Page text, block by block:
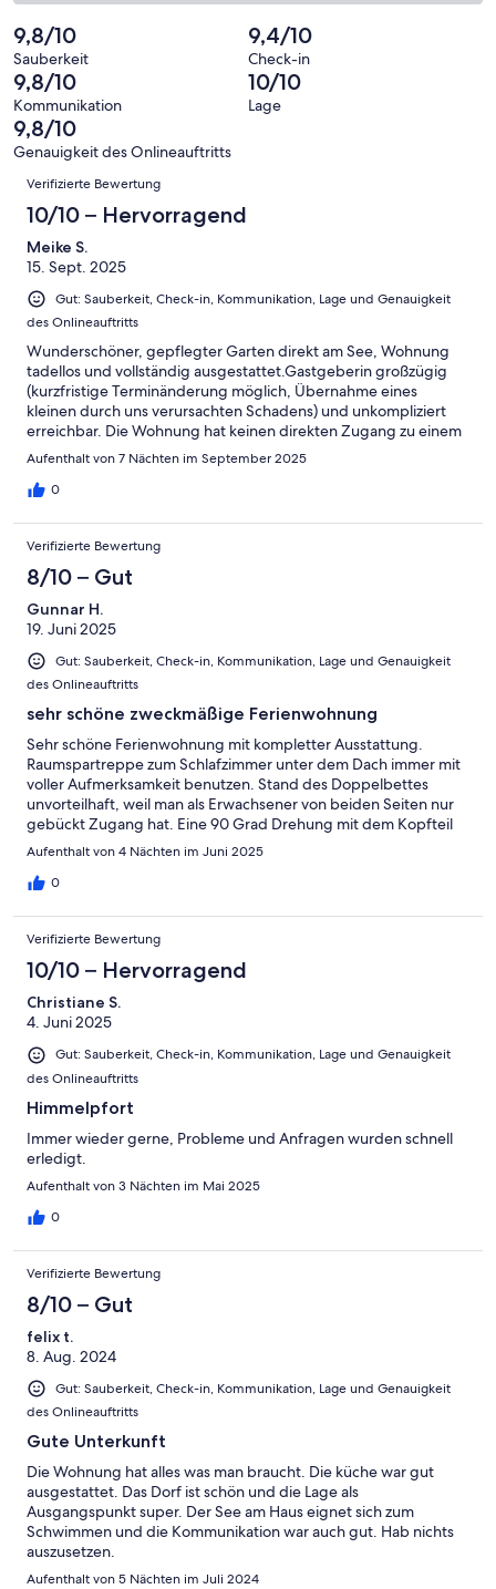
von
10
-
Hervorragend
Bewertung
von
8
-
Gut
haben
eine
Bewertung
von
6
-
Okay
Gästebewertungen
haben
eine
Bewertung
von
4
insgesamt
13
Gästebewertungen
haben
eine
Bewertung
9,8/10
Sauberkeit
9,4/10
Check-in
9,8/10
Kommunikation
10/10
Lage
9,8/10
Genauigkeit des Onlineauftritts
Bewertungen
Verifizierte Bewertung
10/10 – Hervorragend
Meike S.
15. Sept. 2025
Gut: Sauberkeit, Check-in, Kommunikation, Lage und Genauigkeit
des Onlineauftritts
Wunderschöner, gepflegter Garten direkt am See, Wohnung
tadellos und vollständig ausgestattet.Gastgeberin großzügig
(kurzfristige Terminänderung möglich, Übernahme eines
kleinen durch uns verursachten Schadens) und unkompliziert
erreichbar. Die Wohnung hat keinen direkten Zugang zu einem
Balkon oder einer Terrasse, Außensitzplätze sind aber im Garten
(Treppe runter und um das Haus) einfach erreichbar.Der See
und der Ort Himmelpfort ließen für uns keine Wünsche offen.
Aufenthalt von 7 Nächten im September 2025
0
Verifizierte Bewertung
8/10 – Gut
Gunnar H.
19. Juni 2025
Gut: Sauberkeit, Check-in, Kommunikation, Lage und Genauigkeit
des Onlineauftritts
sehr schöne zweckmäßige Ferienwohnung
Sehr schöne Ferienwohnung mit kompletter Ausstattung.
Raumspartreppe zum Schlafzimmer unter dem Dach immer mit
voller Aufmerksamkeit benutzen. Stand des Doppelbettes
unvorteilhaft, weil man als Erwachsener von beiden Seiten nur
gebückt Zugang hat. Eine 90 Grad Drehung mit dem Kopfteil
unter der Schräge könnte etwas Abhilfe schaffen. Super
vielen Dank.
Aufenthalt von 4 Nächten im Juni 2025
0
Verifizierte Bewertung
10/10 – Hervorragend
Christiane S.
4. Juni 2025
Gut: Sauberkeit, Check-in, Kommunikation, Lage und Genauigkeit
des Onlineauftritts
Himmelpfort
Immer wieder gerne, Probleme und Anfragen wurden schnell
erledigt.
Aufenthalt von 3 Nächten im Mai 2025
0
Verifizierte Bewertung
8/10 – Gut
felix t.
8. Aug. 2024
Gut: Sauberkeit, Check-in, Kommunikation, Lage und Genauigkeit
des Onlineauftritts
Gute Unterkunft
Die Wohnung hat alles was man braucht. Die küche war gut
ausgestattet. Das Dorf ist schön und die Lage als
Ausgangspunkt super. Der See am Haus eignet sich zum
Schwimmen und die Kommunikation war auch gut. Hab nichts
auszusetzen.
Aufenthalt von 5 Nächten im Juli 2024